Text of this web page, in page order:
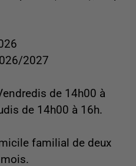
2027
de 14h00 à
de 14h00 à 16h.
familial de deux